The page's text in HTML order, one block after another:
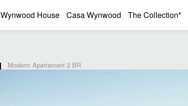
Wynwood House Casa Wynwood The Collection*
Moderm Apartament 2 BR